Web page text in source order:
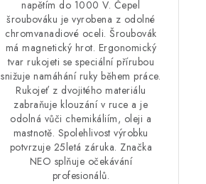
napětím do 1000 V. Čepel
šroubováku je vyrobena z odolné
chromvanadiové oceli. Šroubovák
má magnetický hrot. Ergonomický
tvar rukojeti se speciální přírubou
snižuje namáhání ruky během práce.
Rukojeť z dvojitého materiálu
zabraňuje klouzání v ruce a je
odolná vůči chemikáliím, oleji a
mastnotě. Spolehlivost výrobku
potvrzuje 25letá záruka. Značka
NEO splňuje očekávání
profesionálů.